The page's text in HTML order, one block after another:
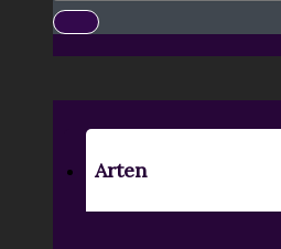
Arten